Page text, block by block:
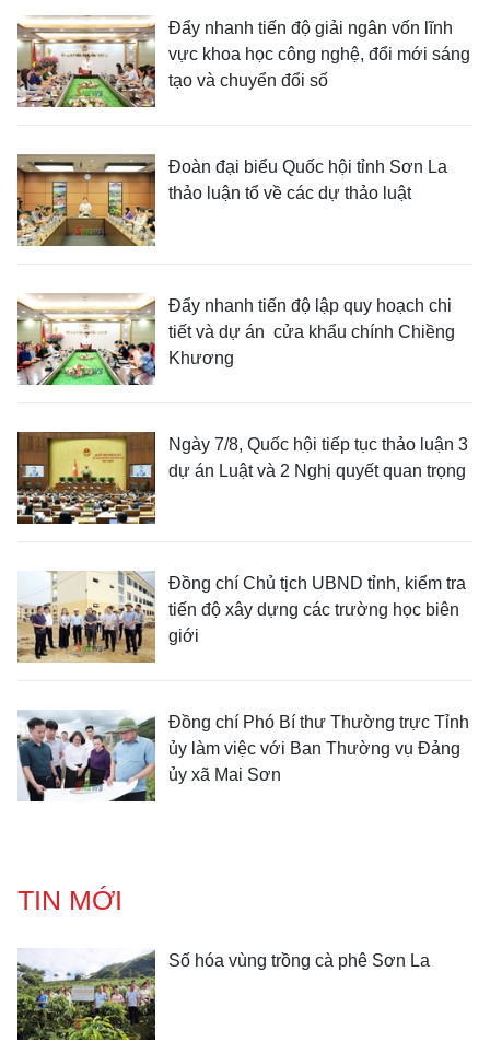
Đẩy nhanh tiến độ giải ngân vốn lĩnh
vực khoa học công nghệ, đổi mới sáng
tạo và chuyển đổi số
Đoàn đại biểu Quốc hội tỉnh Sơn La
thảo luận tổ về các dự thảo luật
Đẩy nhanh tiến độ lập quy hoạch chi
tiết và dự án cửa khẩu chính Chiềng
Khương
Ngày 7/8, Quốc hội tiếp tục thảo luận 3
dự án Luật và 2 Nghị quyết quan trọng
Đồng chí Chủ tịch UBND tỉnh, kiểm tra
tiến độ xây dựng các trường học biên
giới
Đồng chí Phó Bí thư Thường trực Tỉnh
ủy làm việc với Ban Thường vụ Đảng
ủy xã Mai Sơn
TIN MỚI
Số hóa vùng trồng cà phê Sơn La